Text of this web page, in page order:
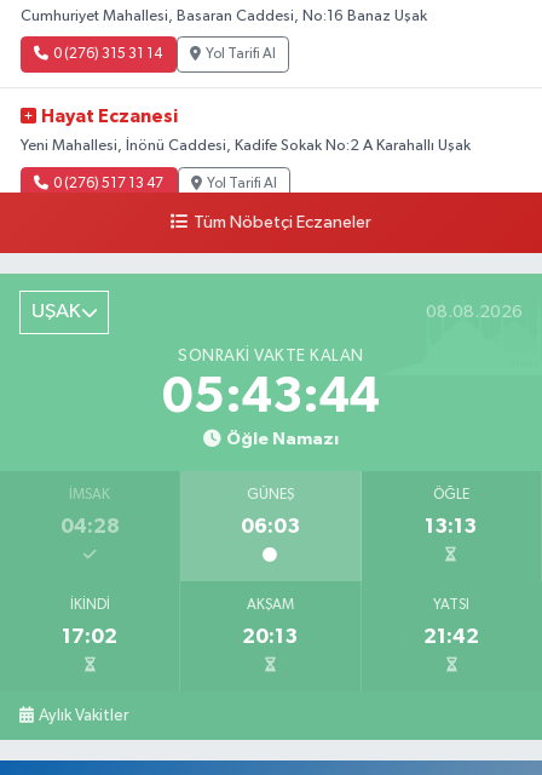
Cumhuriyet Mahallesi, Basaran Caddesi, No:16 Banaz Uşak
0 (276) 315 31 14 Yol Tarifi Al
Hayat Eczanesi
Yeni Mahallesi, İnönü Caddesi, Kadife Sokak No:2 A Karahallı Uşak
0 (276) 517 13 47 Yol Tarifi Al
Şehit Alibey Mahallesi, Alşehir Caddesi No:41 Eşme Uşak
0 (276) 414 18 20
Keskin Eczanesi
Gölbahçe Mahallesi, Gazi Bulvarı No:194 Sivaslı Uşak
Yol Tarifi Al
Özdemir Mahallesi, Mimar Sinan Caddesi, No:44 A Mendepazarı Mevkii
Merkez Uşak
0 (276) 223 08 77
Tan Eczanesi
0 (276) 216 77 77
Tüm Nöbetçi Eczaneler
UŞAK 08.08.2026
SONRAKI VAKTE KALAN
05:43:43
Öğle Namazı
İMSAK
04:28
GÜNEŞ
06:03
ÖĞLE
13:13
İKINDI
17:02
AKŞAM
20:13
YATSI
21:42
Aylık Vakitler